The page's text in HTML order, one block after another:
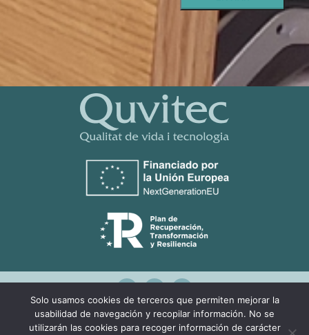
Design by:Agencia Marketing Online
Solo usamos cookies de terceros que permiten mejorar la
usabilidad de navegación y recopilar información. No se
utilizarán las cookies para recoger información de carácter